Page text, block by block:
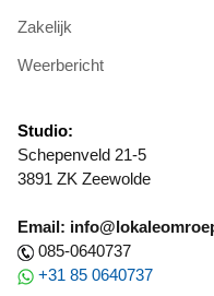
Zakelijk
Weerbericht
Studio:
Schepenveld 21-5
3891 ZK Zeewolde
Email:
085-0640737
+31 85 0640737